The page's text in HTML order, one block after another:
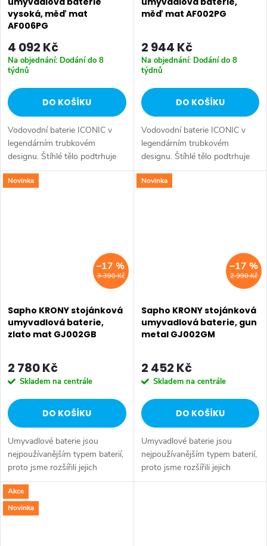
vysoká, měď mat
AF006PG
4 092 Kč
Na objednání: Dodání do 8
týdnů
DO KOŠÍKU
Vodovodní baterie ICONIC v
legendárním trubkovém
designu. Štíhlé tělo podtrhuje
nadčasovost, čistotu a
minimalismus těchto
měď mat AF002PG
2 944 Kč
Na objednání: Dodání do 8
týdnů
DO KOŠÍKU
Vodovodní baterie ICONIC v
legendárním trubkovém
designu. Štíhlé tělo podtrhuje
nadčasovost, čistotu a
minimalismus těchto
Novinka
3 390 Kč
–17 %
Sapho KRONY stojánková
umyvadlová baterie,
zlato mat GJ002GB
2 780 Kč
Skladem na centrále
DO KOŠÍKU
Umyvadlové baterie jsou
nejpoužívanějším typem baterií,
proto jsme rozšířili jejich
nabídku. Lze je kombinovat s
termostatickými bateriemi do
sprchového koutu, či se...
Novinka
2 990 Kč
–17 %
Sapho KRONY stojánková
umyvadlová baterie, gun
metal GJ002GM
2 452 Kč
Skladem na centrále
DO KOŠÍKU
Umyvadlové baterie jsou
nejpoužívanějším typem baterií,
proto jsme rozšířili jejich
nabídku. Lze je kombinovat s
Akce
Novinka